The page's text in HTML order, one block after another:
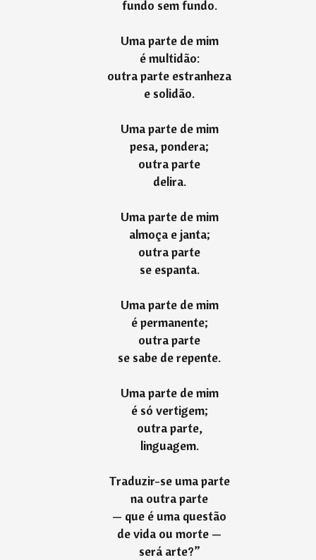
fundo sem fundo.
Uma parte de mim
é multidão:
outra parte estranheza
e solidão.
Uma parte de mim
pesa, pondera;
outra parte
delira.
Uma parte de mim
almoça e janta;
outra parte
se espanta.
Uma parte de mim
é permanente;
outra parte
se sabe de repente.
Uma parte de mim
é só vertigem;
outra parte,
linguagem.
Traduzir-se uma parte
na outra parte
— que é uma questão
de vida ou morte —
será arte?”